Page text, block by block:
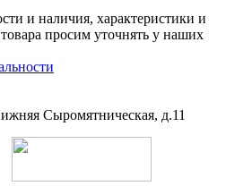
и наличия, характеристики и
просим уточнять у наших
Сыромятническая, д.11